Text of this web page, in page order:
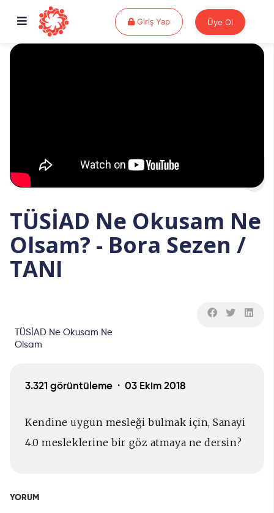
Giriş YapGiriş Yap Üye Ol
TÜSİAD Ne Okusam Ne
Olsam? - Bora Sezen /
TANI
TÜSİAD Ne Okusam Ne
Olsam
3.321 görüntüleme · 03 Ekim 2018
Kendine uygun mesleği bulmak için, Sanayi
4.0 mesleklerine bir göz atmaya ne dersin?
YORUM